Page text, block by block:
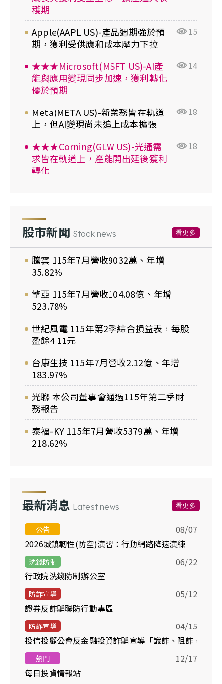
穫期
Apple(AAPL US)-產品週期強於預
期，獲利受供應和成本壓力下拉
15
★★★Microsoft(MSFT US)-AI產
能與應用變現同步加速，獲利轉化
優於預期
14
Meta(META US)-新業務皆在軌道
上，但AI變現尚未追上成本擴張
18
★★★Corning(GLW US)-光通需
求皆在軌道上，產能開出延後獲利
轉化
18
股市新聞 Stock news 看更多
騰雲 115年7月營收9032萬、年增
35.82%
擎亞 115年7月營收104.08億、年增
523.78%
世紀風電 115年第2季綜合損益表，每股
盈餘4.11元
台康生技 115年7月營收2.12億、年增
183.97%
光聯 本公司董事會通過115年第二季財
務報告
泰福-KY 115年7月營收5379萬、年增
218.62%
最新消息 Latest news 看更多
公告
2026城鎮韌性(防空)演習：行動網路降速演練
08/07
洗錢防制
行政院洗錢防制辦公室
06/22
防詐宣導
證券反詐騙聯防行動專區
05/12
防詐宣導
投信投顧公會反金融投資詐騙宣導「識詐、阻詐，你我
04/15
熱門
每日投資情報站
12/17